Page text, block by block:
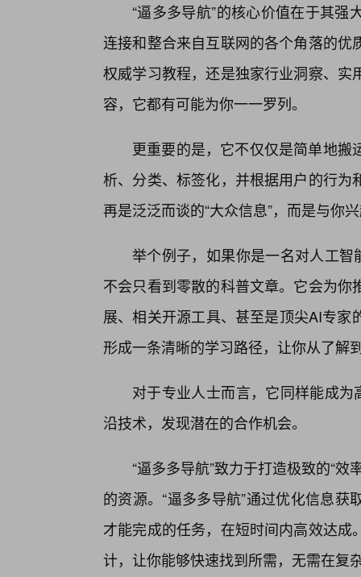
“逼多多导航”的核心价值在于其
连接和整合来自互联网的各个角落的
权威学习教程，还是独家行业洞察、
容，它都有可能为你一一罗列。
更重要的是，它不仅仅是简单地
析、分类、标签化，并根据用户的行
再是泛泛而谈的“大众信息”，而是与你
举个例子，如果你是一名对人工智
不会只看到零散的科普文章。它会为
展、相关开源工具、甚至是顶尖AI专
形成一条清晰的学习路径，让你从了解
对于专业人士而言，它同样能成为
沿技术，发现潜在的合作机会。
“逼多多导航”致力于打造极致的“
的资源。“逼多多导航”通过优化信息
才能完成的任务，在短时间内高效达
计，让你能够快速找到所需，无需在复